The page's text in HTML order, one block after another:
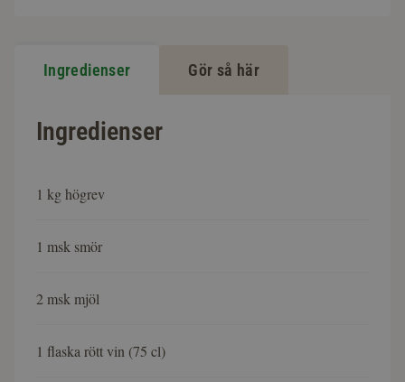
Ingredienser Gör så här
Ingredienser
1 kg högrev
1 msk smör
2 msk mjöl
1 flaska rött vin (75 cl)